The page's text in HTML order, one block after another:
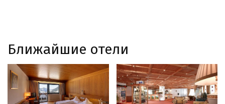
Ближайшие отели